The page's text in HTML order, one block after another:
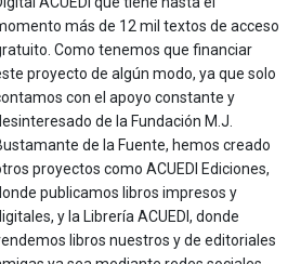
más de 12 mil textos de acceso
Como tenemos que financiar
proyecto de algún modo, ya que solo
con el apoyo constante y
de la Fundación M.J.
de la Fuente, hemos creado
proyectos como ACUEDI Ediciones,
publicamos libros impresos y
y la Librería ACUEDI, donde
libros nuestros y de editoriales